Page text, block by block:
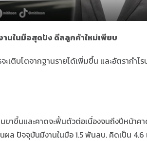
านในมือสุดปัง ดีลลูกค้าใหม่เพียบ
ติบโตจากฐานรายได้เพิ่มขึ้น และอัตรากำไ
าขึ้นและคาดจะฟื้นตัวต่อเนื่องจนถึงปีหน้าค
ปัจจุบันมีงานในมือ 1.5 พันลบ. คิดเป็น 4.6